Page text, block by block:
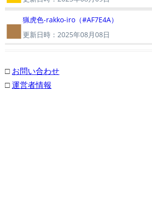
■猟虎色-rakko-iro（#AF7E4A）
更新日時：2025年08月08日
□ お問い合わせ
□運営者情報